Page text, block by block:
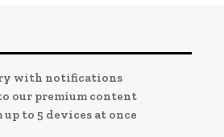
with notifications
our premium content
to 5 devices at once